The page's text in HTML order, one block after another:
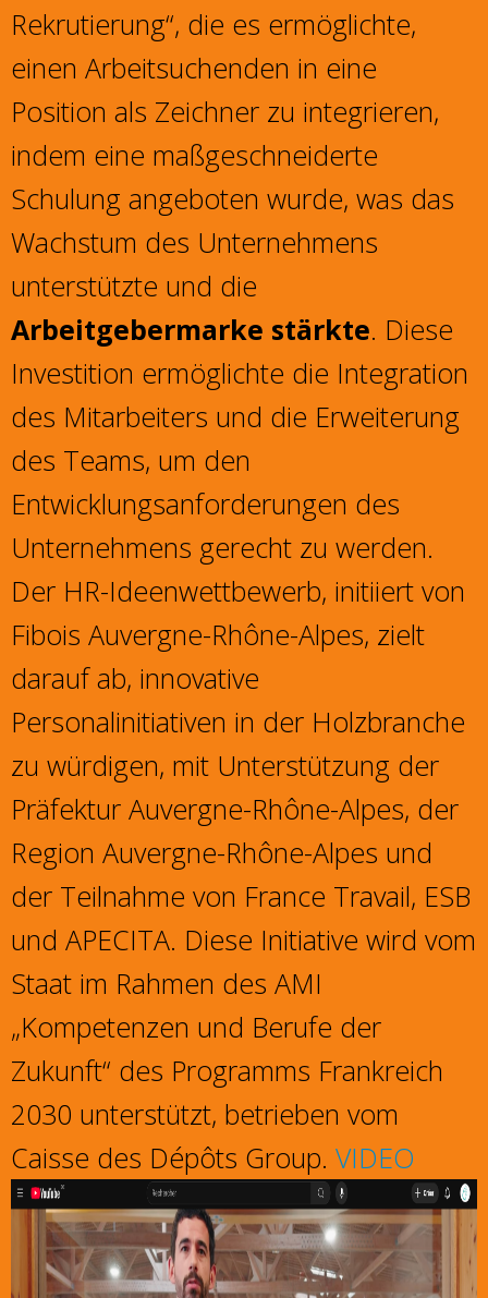
Rekrutierung“, die es ermöglichte,
einen Arbeitsuchenden in eine
Position als Zeichner zu integrieren,
indem eine maßgeschneiderte
Schulung angeboten wurde, was das
Wachstum des Unternehmens
unterstützte und die
Arbeitgebermarke stärkte. Diese
Investition ermöglichte die Integration
des Mitarbeiters und die Erweiterung
des Teams, um den
Entwicklungsanforderungen des
Unternehmens gerecht zu werden.
Der HR-Ideenwettbewerb, initiiert von
Fibois Auvergne-Rhône-Alpes, zielt
darauf ab, innovative
Personalinitiativen in der Holzbranche
zu würdigen, mit Unterstützung der
Präfektur Auvergne-Rhône-Alpes, der
Region Auvergne-Rhône-Alpes und
der Teilnahme von France Travail, ESB
und APECITA. Diese Initiative wird vom
Staat im Rahmen des AMI
„Kompetenzen und Berufe der
Zukunft“ des Programms Frankreich
2030 unterstützt, betrieben vom
Caisse des Dépôts Group. VIDEO